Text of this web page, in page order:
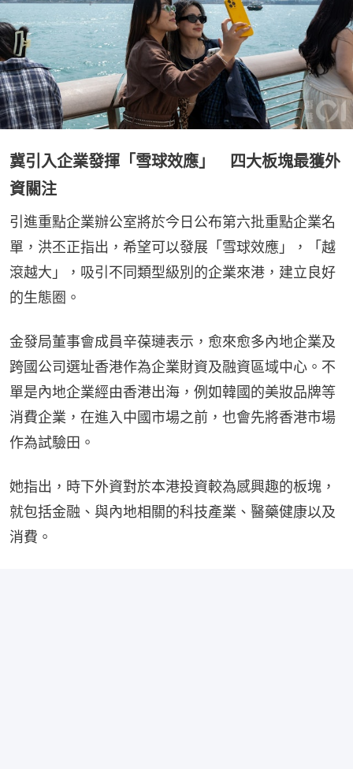
冀引入企業發揮「雪球效應」 四大板塊最獲外
資關注
引進重點企業辦公室將於今日公布第六批重點企業名
單，洪丕正指出，希望可以發展「雪球效應」，「越
滾越大」，吸引不同類型級別的企業來港，建立良好
的生態圈。
金發局董事會成員辛葆璉表示，愈來愈多內地企業及
跨國公司選址香港作為企業財資及融資區域中心。不
單是內地企業經由香港出海，例如韓國的美妝品牌等
消費企業，在進入中國市場之前，也會先將香港市場
作為試驗田。
她指出，時下外資對於本港投資較為感興趣的板塊，
就包括金融、與內地相關的科技產業、醫藥健康以及
消費。